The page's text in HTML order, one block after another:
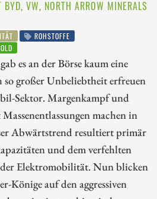
VW, NORTH ARROW MINERALS
ROHSTOFFE
es an der Börse kaum eine
so großer Unbeliebtheit erfreuen
Sektor. Margenkampf und
machen in
Abwärtstrend resultiert primär
und dem verfehlten
Elektromobilität. Nun blicken
Könige auf den aggressiven